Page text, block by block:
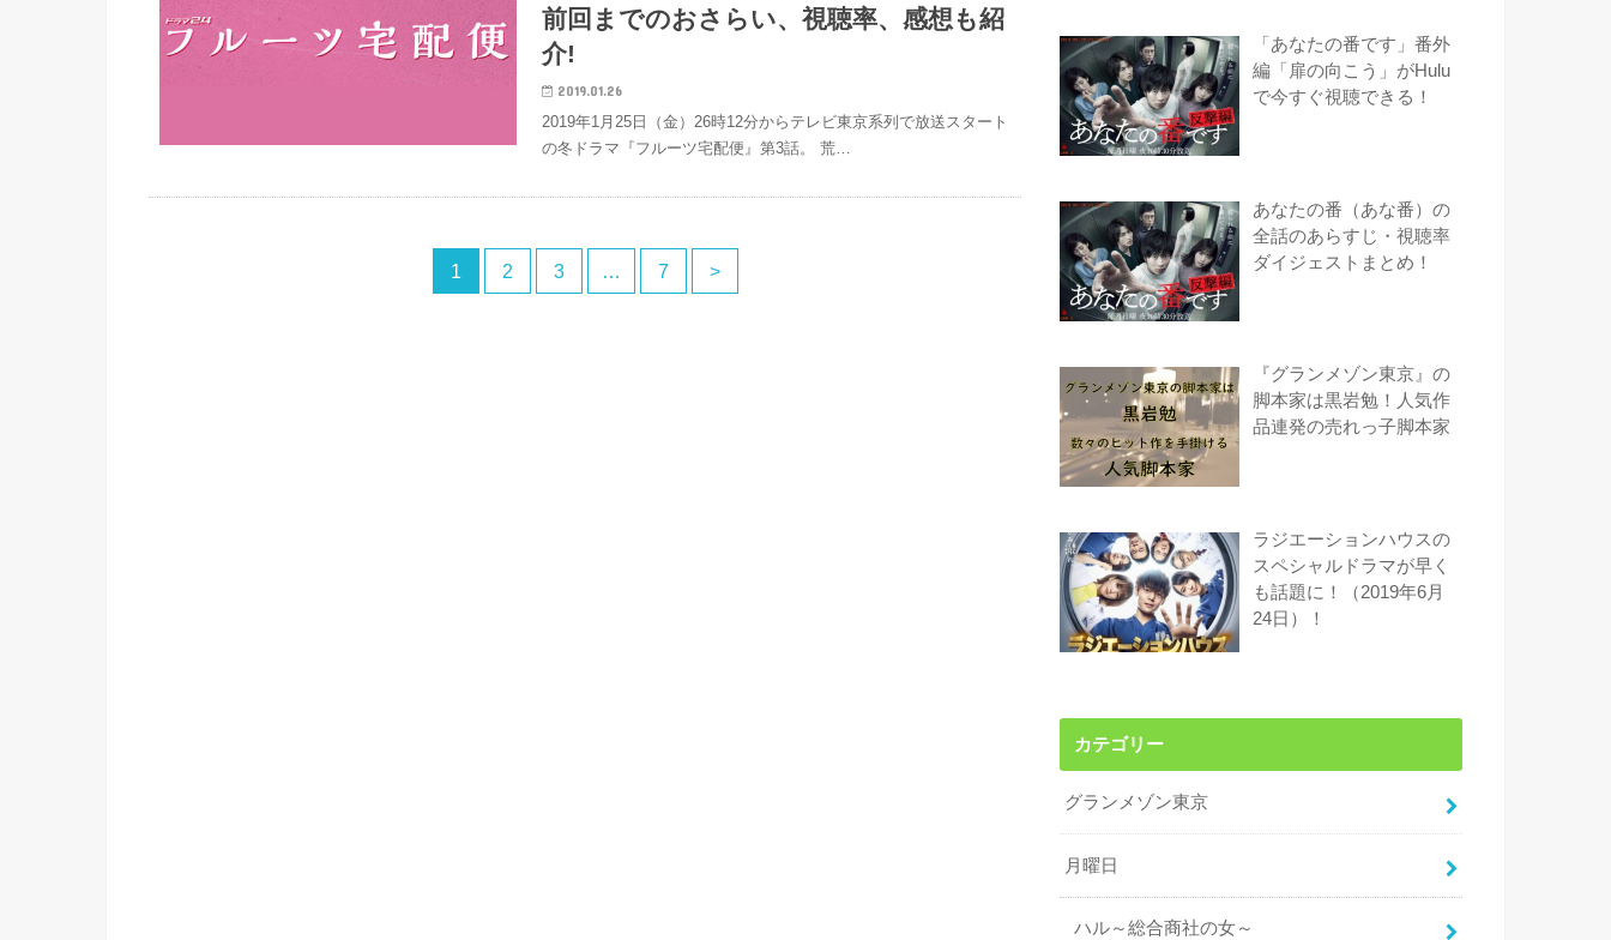
前回までのおさらい、視聴率、感想も紹
介!
2019.01.26
2019年1月25日（金）26時12分からテレビ東京系列で放送スタート
の冬ドラマ『フルーツ宅配便』第3話。 荒…
1 2 3 … 7 >
「あなたの番です」番外
編「扉の向こう」がHulu
で今すぐ視聴できる！
あなたの番（あな番）の
全話のあらすじ・視聴率
ダイジェストまとめ！
『グランメゾン東京』の
脚本家は黒岩勉！人気作
品連発の売れっ子脚本家
ラジエーションハウスの
スペシャルドラマが早く
も話題に！（2019年6月
24日）！
カテゴリー
グランメゾン東京
月曜日
ハル～総合商社の女～